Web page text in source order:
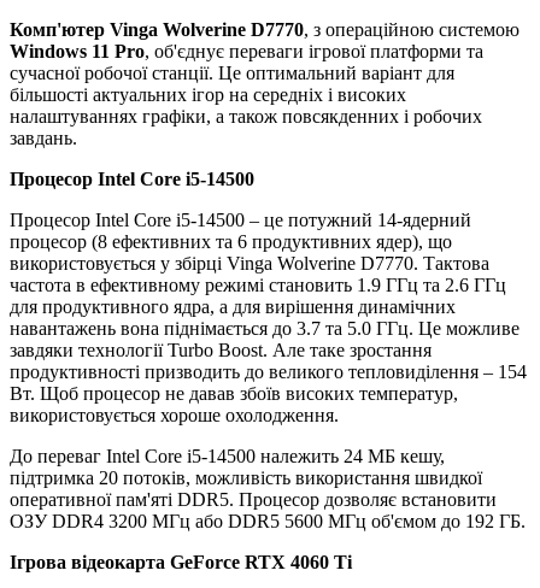
Комп'ютер Vinga Wolverine D7770, з операційною системою
Windows 11 Pro, об'єднує переваги ігрової платформи та
сучасної робочої станції. Це оптимальний варіант для
більшості актуальних ігор на середніх і високих
налаштуваннях графіки, а також повсякденних і робочих
завдань.
Процесор Intel Core i5-14500
Процесор Intel Core i5-14500 – це потужний 14-ядерний
процесор (8 ефективних та 6 продуктивних ядер), що
використовується у збірці Vinga Wolverine D7770. Тактова
частота в ефективному режимі становить 1.9 ГГц та 2.6 ГГц
для продуктивного ядра, а для вирішення динамічних
навантажень вона піднімається до 3.7 та 5.0 ГГц. Це можливе
завдяки технології Turbo Boost. Але таке зростання
продуктивності призводить до великого тепловиділення – 154
Вт. Щоб процесор не давав збоїв високих температур,
використовується хороше охолодження.
До переваг Intel Core i5-14500 належить 24 МБ кешу,
підтримка 20 потоків, можливість використання швидкої
оперативної пам'яті DDR5. Процесор дозволяє встановити
ОЗУ DDR4 3200 МГц або DDR5 5600 МГц об'ємом до 192 ГБ.
Ігрова відеокарта GeForce RTX 4060 Ti